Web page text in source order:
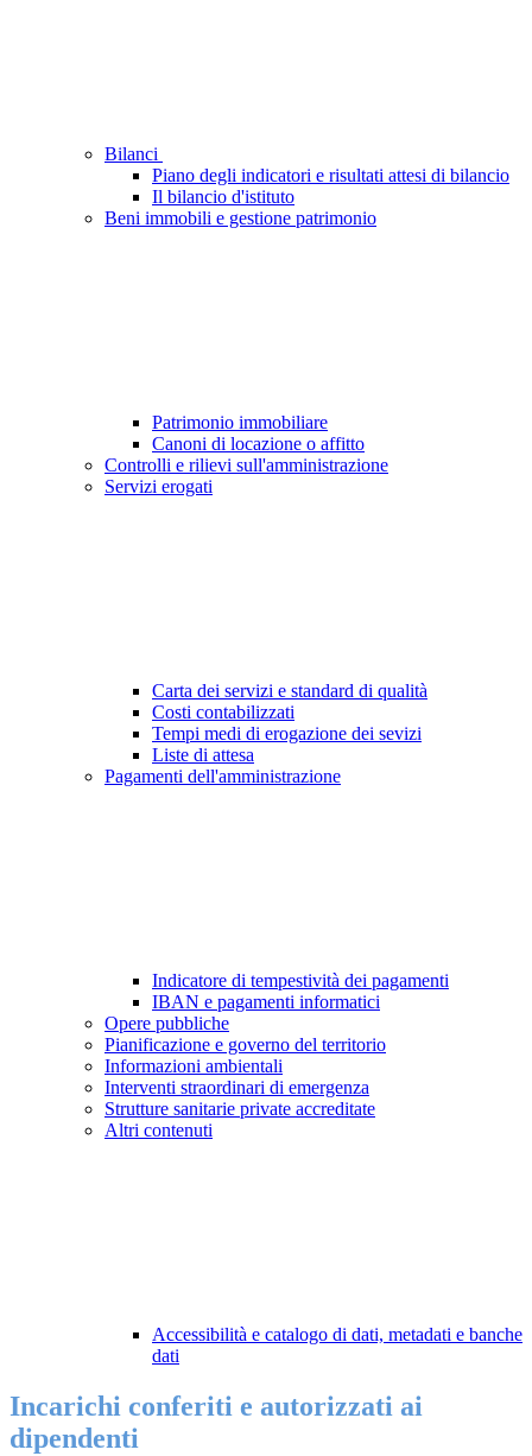
Bilanci
Piano degli indicatori e risultati attesi di bilancio
Il bilancio d'istituto
Beni immobili e gestione patrimonio
Patrimonio immobiliare
Canoni di locazione o affitto
Controlli e rilievi sull'amministrazione
Servizi erogati
Carta dei servizi e standard di qualità
Costi contabilizzati
Tempi medi di erogazione dei sevizi
Liste di attesa
Pagamenti dell'amministrazione
Indicatore di tempestività dei pagamenti
IBAN e pagamenti informatici
Opere pubbliche
Pianificazione e governo del territorio
Informazioni ambientali
Interventi straordinari di emergenza
Strutture sanitarie private accreditate
Altri contenuti
Accessibilità e catalogo di dati, metadati e banche
dati
Incarichi conferiti e autorizzati ai
dipendenti